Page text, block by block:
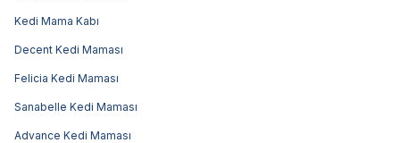
Kedi Mama Kabı
Decent Kedi Maması
Felicia Kedi Maması
Sanabelle Kedi Maması
Advance Kedi Maması